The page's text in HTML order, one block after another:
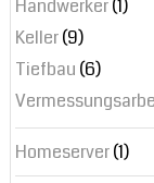
Handwerker(1)
Keller(9)
Tiefbau (6)
Homeserver(1)